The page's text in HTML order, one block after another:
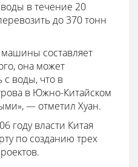
в течение 20
до 370 тонн
составляет
она может
с воды, что в
в Южно-Китайском
, — отметил Хуан.
году власти Китая
по созданию трех